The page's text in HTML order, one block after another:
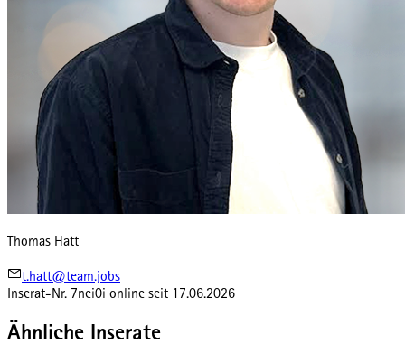
Thomas Hatt
t.hatt@team.jobs
Inserat-Nr. 7nci0i online seit 17.06.2026
Ähnliche Inserate